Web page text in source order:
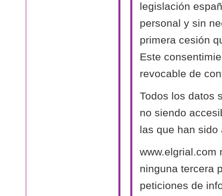
legislación
personal y sin
primera cesión
Este
revocable de
Todos los datos
no siendo
las que han sido
www.elgrial.com
ninguna tercera
peticiones de